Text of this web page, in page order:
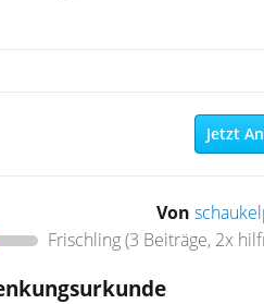
Jetzt
Von
Frischling(3 Beiträge, 2x